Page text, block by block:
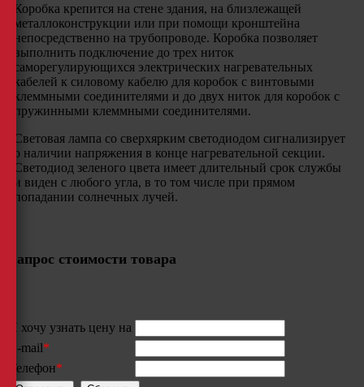
Коробка крепится на стене здания, на близлежащей
металлоконструкции или при помощи кронштейна
непосредственно на трубопроводе. Коробка позволяет
выполнить подключение до трех ниток
саморегулирующихся электрических нагревательных
кабелей к силовому кабелю для коробок с винтовыми
клеммными соединителями и до двух ниток для коробок с
пружинными клеммными соединителями.
Световая лампа со сверхярким светодиодом сигнализирует
о наличии напряжения в конце нагревательной секции.
Светодиод зеленого цвета имеет длительный срок службы
и виден с любого угла, в то том числе при прямом
попадании солнечных лучей.
Запрос стоимости товара
Я хочу узнать цену на
E-mail*
Телефон*